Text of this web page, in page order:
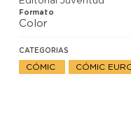
Formato
Color
CATEGORIAS
CÓMIC CÓMIC